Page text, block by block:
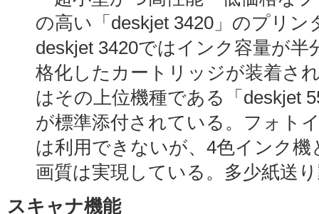
の高い「deskjet 3420」のプリン
deskjet 3420ではインク容量が半
格化したカートリッジが装着さ
はその上位機種である「deskjet
が標準添付されている。フォト
は利用できないが、4色インク機
画質は実現している。多少紙送
スキャナ機能